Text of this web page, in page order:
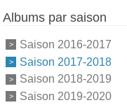
Albums par saison
Saison 2016-2017
Saison 2017-2018
Saison 2018-2019
Saison 2019-2020